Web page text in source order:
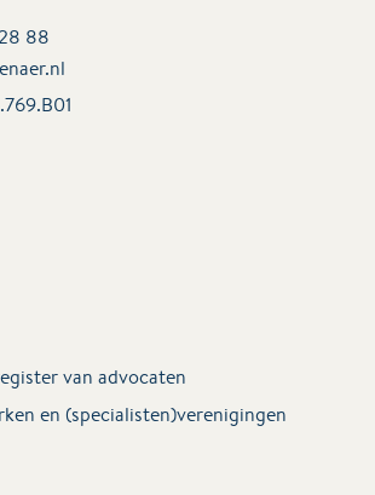
88
van advocaten
en (specialisten)verenigingen